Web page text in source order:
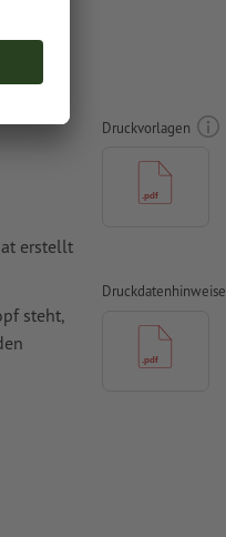
erstellt
steht,
Druckvorlagen
Druckdatenhinweise